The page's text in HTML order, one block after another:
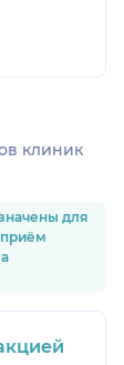
клиник
для
приём